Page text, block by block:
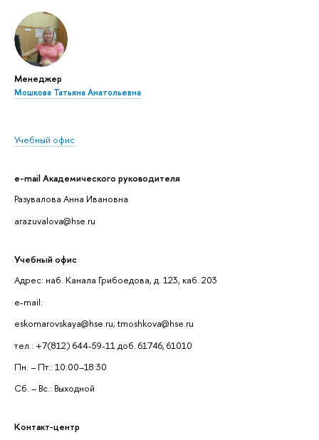
Менеджер
Мошкова Татьяна Анатольевна
Учебный офис
e-mail Академического руководителя
Разувалова Анна Ивановна
arazuvalova@hse.ru
Учебный офис
Адрес: наб. Канала Грибоедова, д. 123, каб. 203
e-mail:
eskomarovskaya@hse.ru; tmoshkova@hse.ru
тел.: +7(812) 644-59-11 доб. 61746, 61010
Пн. – Пт.: 10:00–18:30
Сб. – Вс.: Выходной
Контакт-центр